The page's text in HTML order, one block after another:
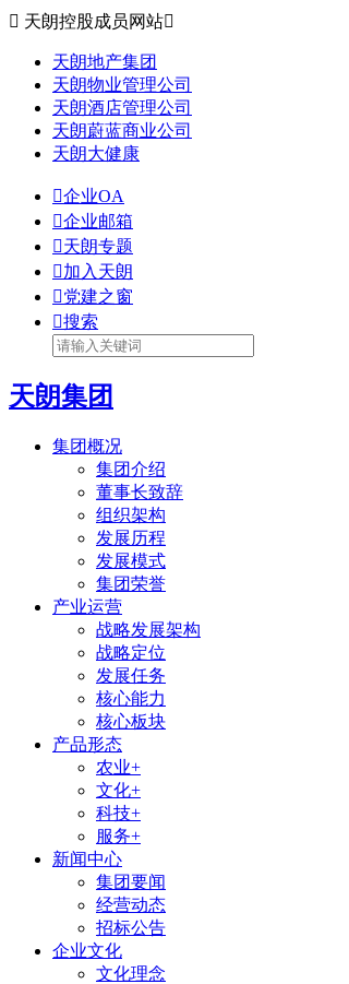
 天朗控股成员网站
天朗地产集团
天朗物业管理公司
天朗酒店管理公司
天朗蔚蓝商业公司
天朗大健康
企业OA
企业邮箱
天朗专题
加入天朗
党建之窗
搜索
天朗集团
集团概况
集团介绍
董事长致辞
组织架构
发展历程
发展模式
集团荣誉
产业运营
战略发展架构
战略定位
发展任务
核心能力
核心板块
产品形态
农业+
文化+
科技+
服务+
新闻中心
集团要闻
经营动态
招标公告
企业文化
文化理念